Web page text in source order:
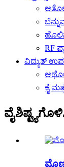
RF
ವಿದ್ಯುತ್
ಕೈ